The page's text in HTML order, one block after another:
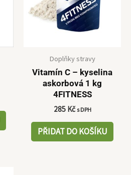
Doplňky stravy
Vitamín C – kyselina
askorbová 1 kg
4FITNESS
285 Kč s DPH
PŘIDAT DO KOŠÍKU